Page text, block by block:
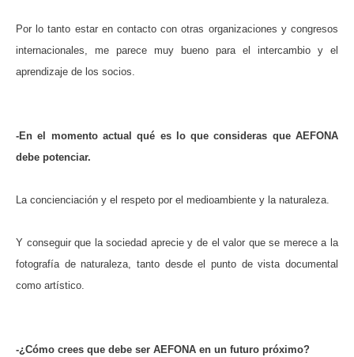
Por lo tanto estar en contacto con otras organizaciones y congresos
internacionales, me parece muy bueno para el intercambio y el
aprendizaje de los socios.
-En el momento actual qué es lo que consideras que AEFONA
debe potenciar.
La concienciación y el respeto por el medioambiente y la naturaleza.
Y conseguir que la sociedad aprecie y de el valor que se merece a la
fotografía de naturaleza, tanto desde el punto de vista documental
como artístico.
-¿Cómo crees que debe ser AEFONA en un futuro próximo?